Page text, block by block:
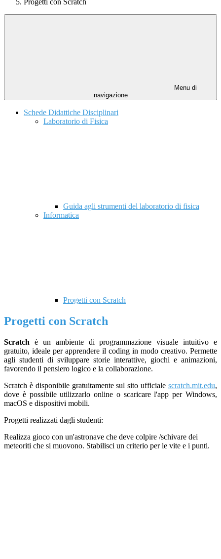
Progetti con Scratch
Menu di
navigazione
Schede Didattiche Disciplinari
Laboratorio di Fisica
Guida agli strumenti del laboratorio di fisica
Informatica
Progetti con Scratch
Progetti con Scratch
Scratch è un ambiente di programmazione visuale intuitivo e
gratuito, ideale per apprendere il coding in modo creativo. Permette
agli studenti di sviluppare storie interattive, giochi e animazioni,
favorendo il pensiero logico e la collaborazione.
Scratch è disponibile gratuitamente sul sito ufficiale scratch.mit.edu,
dove è possibile utilizzarlo online o scaricare l'app per Windows,
macOS e dispositivi mobili.
Progetti realizzati dagli studenti:
Realizza gioco con un'astronave che deve colpire /schivare dei
meteoriti che si muovono. Stabilisci un criterio per le vite e i punti.